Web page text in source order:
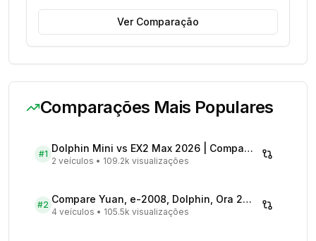
Ver Comparação
Comparações Mais Populares
#1 Dolphin Mini vs EX2 Max 2026 | Compare Preços
2 veículos • 109.2k visualizações
#2 Compare Yuan, e-2008, Dolphin, Ora 2026 | Veículos Elétricos
4 veículos • 105.5k visualizações